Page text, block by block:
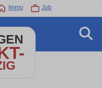
Immo Job